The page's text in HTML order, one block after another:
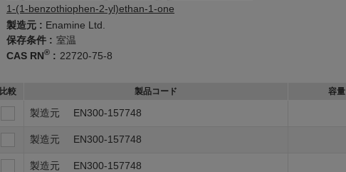
1-(1-benzothiophen-2-yl)ethan-1-one
製造元 : Enamine Ltd.
保存条件 : 室温
CAS RN® : 22720-75-8
比較 製品コード 容量
製造元 EN300-157748
製造元 EN300-157748
製造元 EN300-157748